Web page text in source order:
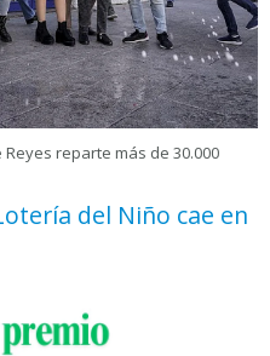
reparte más de 30.000
del Niño cae en